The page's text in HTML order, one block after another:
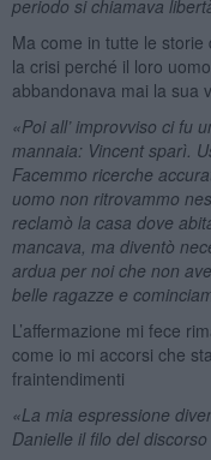
periodo si chiamava
Ma come in tutte le storie
la crisi perché il loro
abbandonava mai la sua
«Poi all’ improvviso ci fu
mannaia: Vincent sparì.
Facemmo ricerche
uomo non ritrovammo
reclamò la casa dove
mancava, ma diventò
ardua per noi che non
belle ragazze e
L’affermazione mi fece
come io mi accorsi che
fraintendimenti
«La mia espressione
Danielle il filo del